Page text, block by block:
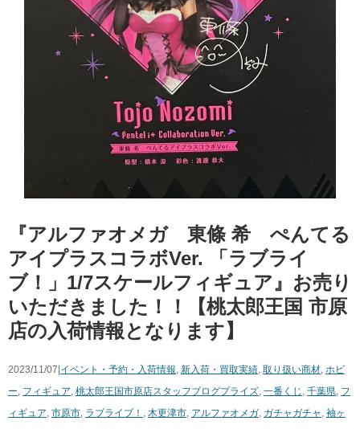
『アルファオメガ 東條 希 ぺんてる
アイプラスコラボVer. 「ラブライ
ブ！」1/7スケールフィギュア』お売り
いただきました！！【桃太郎王国 市原
店の入荷情報となります】
2023/11/07| イベント・予約・入荷情報, 新入荷・買取実績, 取り扱い商材, ホビ
ー, フィギュア, 桃太郎王国市原店スタッフブログプライズ, 一番くじ , 千葉県, フ
ィギュア, 市原市, ラブライブ！ , 木更津市, アルファオメガ, ガチャガチャ , 袖ヶ